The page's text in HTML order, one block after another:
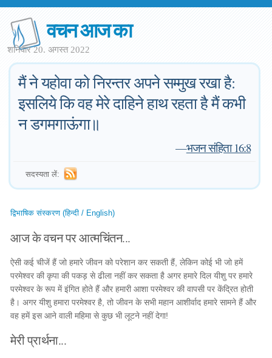
वचन आज का
शनिवार 20. अगस्त 2022
मैं ने यहोवा को निरन्तर अपने सम्मुख रखा है:
इसलिये कि वह मेरे दाहिने हाथ रहता है मैं कभी
न डगमगाऊंगा॥
—भजन संहिता 16:8
सदस्यता लें:
द्विभाषिक संस्करण (हिन्दी / English)
आज के वचन पर आत्मचिंतन...
ऐसी कई चीजें हैं जो हमारे जीवन को परेशान कर सकती हैं, लेकिन कोई भी जो हमें
परमेश्वर की कृपा की पकड़ से ढीला नहीं कर सकता है अगर हमारे दिल यीशु पर हमारे
परमेश्वर के रूप में इंगित होते हैं और हमारी आशा परमेश्वर की वापसी पर केंद्रित होती
है। अगर यीशु हमारा परमेश्वर है, तो जीवन के सभी महान आशीर्वाद हमारे सामने हैं और
वह हमें इस आने वाली महिमा से कुछ भी लूटने नहीं देगा!
मेरी प्रार्थना...